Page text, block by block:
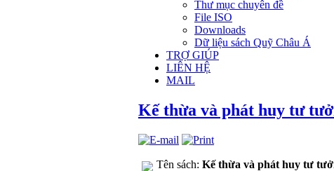
Thư mục chuyên đề
File ISO
Downloads
Dữ liệu sách Quỹ Châu Á
TRỢ GIÚP
LIÊN HỆ
MAIL
Kế thừa và phát huy tư
Tên sách: Kế thừa và phát huy tư